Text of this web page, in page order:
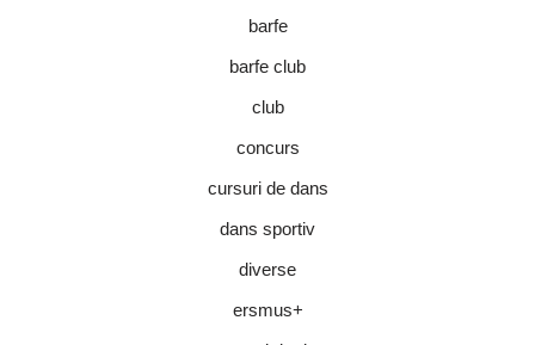
barfe
barfe club
club
concurs
cursuri de dans
dans sportiv
diverse
ersmus+